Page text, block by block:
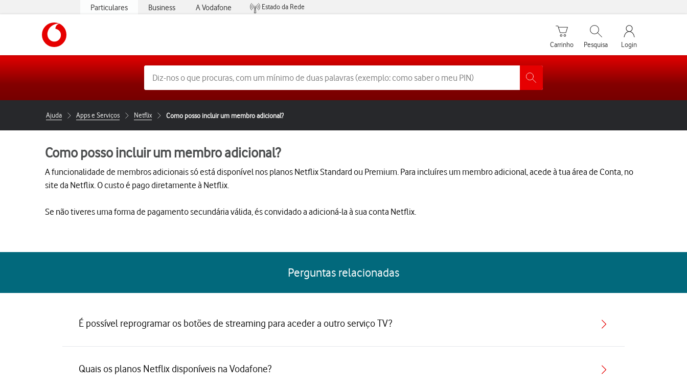
Particulares Business A Vodafone
Estado da Rede
Carrinho de compras
Carrinho
Pesquisar
Pesquisa
My Vodafone
Login
Ajuda Apps e Serviços Netflix Como posso incluir um membro adicional?
Como posso incluir um membro adicional?
A funcionalidade de membros adicionais só está disponível nos planos Netflix Standard ou Premium. Para incluíres um membro adicional, acede à tua área de Conta, no
site da Netflix. O custo é pago diretamente à Netflix.
Se não tiveres uma forma de pagamento secundária válida, és convidado a adicioná-la à sua conta Netflix.
Perguntas relacionadas
É possível reprogramar os botões de streaming para aceder a outro serviço TV?
Quais os planos Netflix disponíveis na Vodafone?